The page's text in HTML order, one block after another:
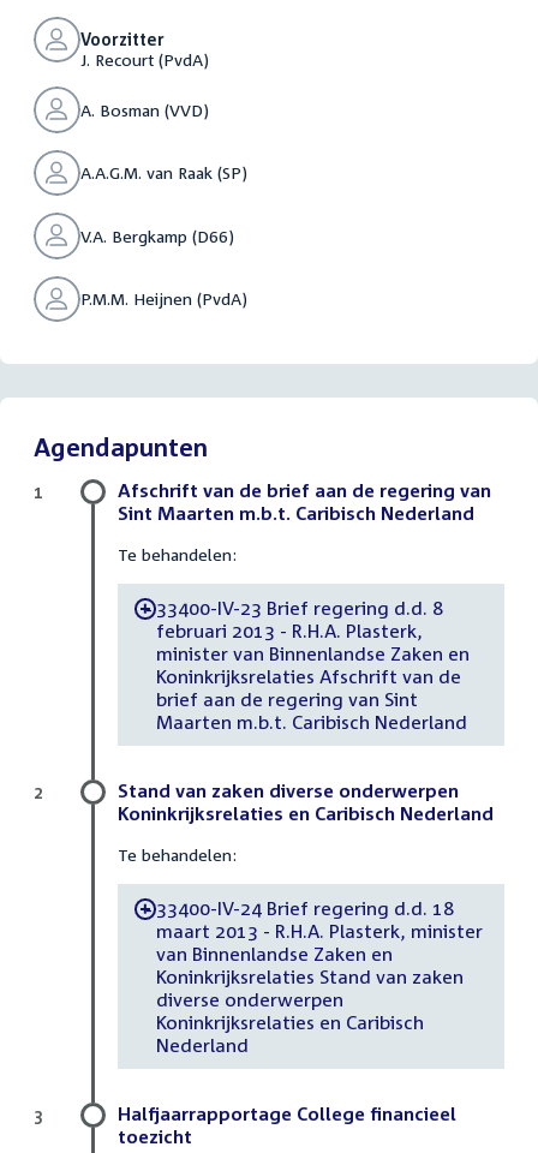
Voorzitter
J. Recourt (PvdA)
A. Bosman (VVD)
A.A.G.M. van Raak (SP)
V.A. Bergkamp (D66)
P.M.M. Heijnen (PvdA)
Agendapunten
Afschrift van de brief aan de regering van
Sint Maarten m.b.t. Caribisch Nederland
Te behandelen:
-33400-IV-23 Brief regering d.d. 8
februari 2013 - R.H.A. Plasterk,
minister van Binnenlandse Zaken en
Koninkrijksrelaties Afschrift van de
brief aan de regering van Sint
Maarten m.b.t. Caribisch Nederland
1
Stand van zaken diverse onderwerpen
Koninkrijksrelaties en Caribisch Nederland
Te behandelen:
-33400-IV-24 Brief regering d.d. 18
maart 2013 - R.H.A. Plasterk, minister
van Binnenlandse Zaken en
Koninkrijksrelaties Stand van zaken
diverse onderwerpen
Koninkrijksrelaties en Caribisch
Nederland
2
Halfjaarrapportage College financieel
toezicht
3